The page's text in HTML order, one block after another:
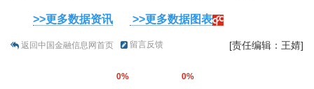
>>更多数据资讯 >>更多数据图表
返回中国金融信息网首页 留言反馈 [责任编辑：王婧]
0% 0%